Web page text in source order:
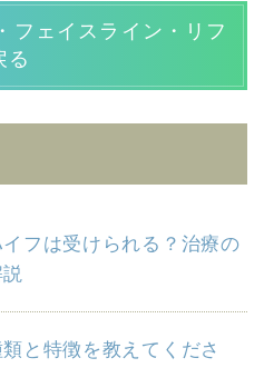
フェイスライン・リフ
る
フは受けられる？治療の
と特徴を教えてくださ